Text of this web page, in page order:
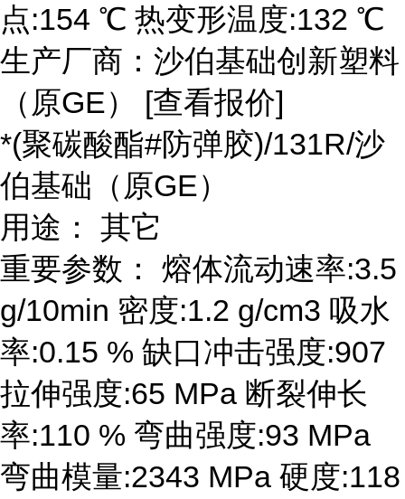
点:154 ℃ 热变形温度:132 ℃
生产厂商：沙伯基础创新塑料
（原GE） [查看报价]
*(聚碳酸酯#防弹胶)/131R/沙
伯基础（原GE）
用途： 其它
重要参数： 熔体流动速率:3.5
g/10min 密度:1.2 g/cm3 吸水
率:0.15 % 缺口冲击强度:907
拉伸强度:65 MPa 断裂伸长
率:110 % 弯曲强度:93 MPa
弯曲模量:2343 MPa 硬度:118